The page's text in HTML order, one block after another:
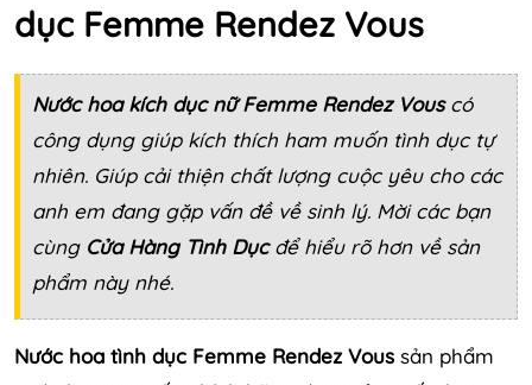
dục Femme Rendez Vous
Nước hoa kích dục nữ Femme Rendez Vouscó
công dụng giúp kích thích ham muốn tình dục tự
nhiên. Giúp cải thiện chất lượng cuộc yêu cho các
anh em đang gặp vấn đề về sinh lý. Mời các bạn
cùng Cửa Hàng Tình Dụcđể hiểu rõ hơn về sản
phẩm này nhé.
Nước hoa tình dục Femme Rendez Vous sản phẩm